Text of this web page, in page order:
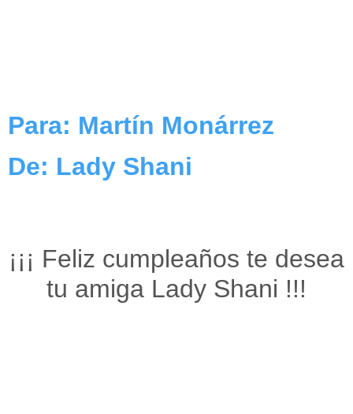
Para: Martín Monárrez
De: Lady Shani
¡¡¡ Feliz cumpleaños te desea
tu amiga Lady Shani !!!